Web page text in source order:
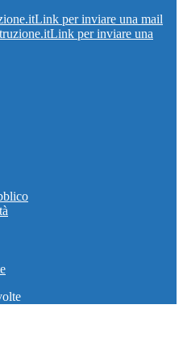
Link per inviare una mail
Link per inviare una